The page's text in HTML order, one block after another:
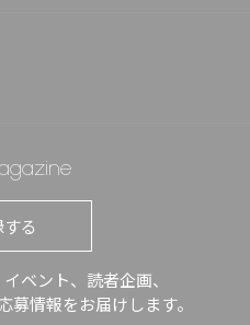
る
ベント、読者企画、
募情報をお届けします。